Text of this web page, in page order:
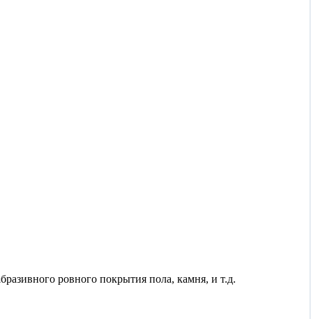
ровного покрытия пола, камня, и т.д.